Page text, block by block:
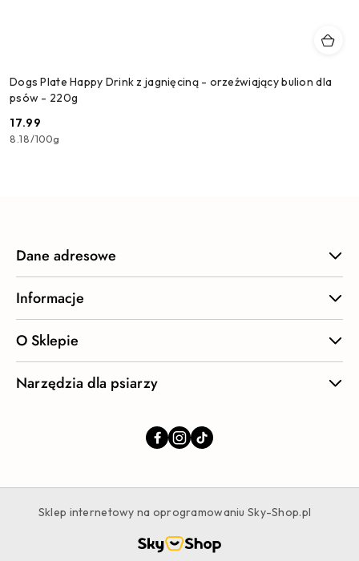
Dogs Plate Happy Drink z jagnięciną - orzeźwiający bulion dla
psów - 220g
Cena:
17.99
8.18/100g
Dane adresowe
Informacje
O Sklepie
Narzędzia dla psiarzy
Sklep internetowy na oprogramowaniu Sky-Shop.pl